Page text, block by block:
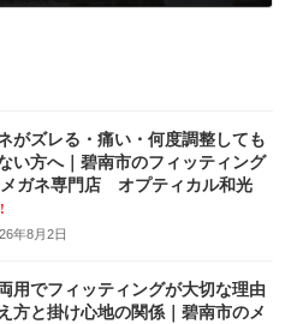
がズレる・痛い・何度調整しても
い方へ｜碧南市のフィッティング
ガネ専門店 オプティカル和光
年8月2日
用でフィッティングが大切な理由
え方と掛け心地の関係｜碧南市のメ